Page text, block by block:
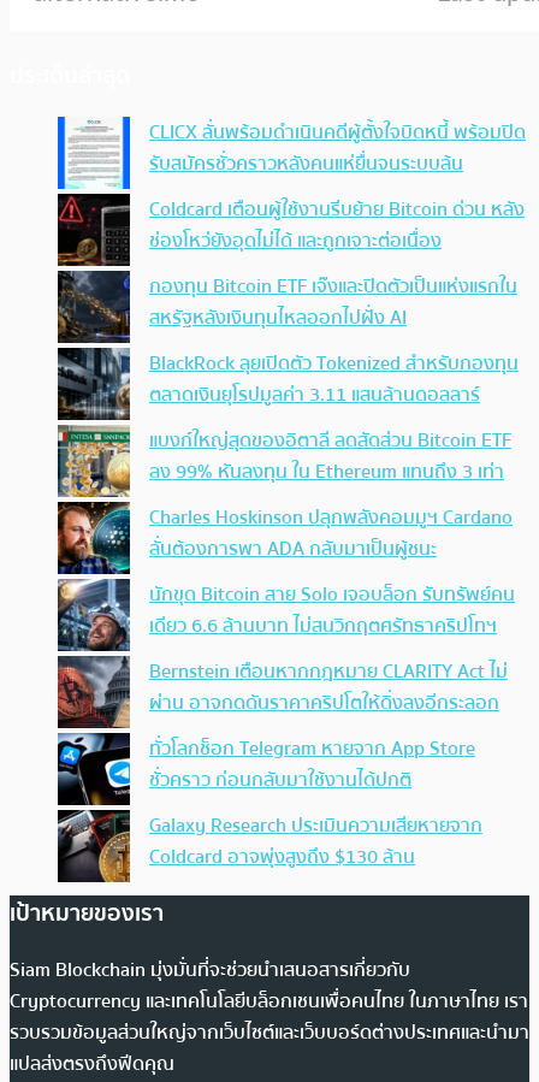
CLICX ลั่นพร้อมดำเนินคดีผู้ตั้งใจบิดหนี้ พร้อมปิด
รับสมัครชั่วคราวหลังคนแห่ยื่นจนระบบล้น
Coldcard เตือนผู้ใช้งานรีบย้าย Bitcoin ด่วน หลัง
ช่องโหว่ยังอุดไม่ได้ และถูกเจาะต่อเนื่อง
กองทุน Bitcoin ETF เจ๊งและปิดตัวเป็นแห่งแรกใน
สหรัฐหลังเงินทุนไหลออกไปฝั่ง AI
BlackRock ลุยเปิดตัว Tokenized สำหรับกองทุน
ตลาดเงินยุโรปมูลค่า 3.11 แสนล้านดอลลาร์
แบงก์ใหญ่สุดของอิตาลี ลดสัดส่วน Bitcoin ETF
ลง 99% หันลงทุน ใน Ethereum แทนถึง 3 เท่า
Charles Hoskinson ปลุกพลังคอมมูฯ Cardano
ลั่นต้องการพา ADA กลับมาเป็นผู้ชนะ
นักขุด Bitcoin สาย Solo เจอบล็อก รับทรัพย์คน
เดียว 6.6 ล้านบาท ไม่สนวิกฤตศรัทธาคริปโทฯ
Bernstein เตือนหากกฎหมาย CLARITY Act ไม่
ผ่าน อาจกดดันราคาคริปโตให้ดิ่งลงอีกระลอก
ทั่วโลกช็อก Telegram หายจาก App Store
ชั่วคราว ก่อนกลับมาใช้งานได้ปกติ
Galaxy Research ประเมินความเสียหายจาก
Coldcard อาจพุ่งสูงถึง $130 ล้าน
เป้าหมายของเรา
Siam Blockchain มุ่งมั่นที่จะช่วยนำเสนอสารเกี่ยวกับ
Cryptocurrency และเทคโนโลยีบล็อกเชนเพื่อคนไทย ในภาษาไทย เรา
รวบรวมข้อมูลส่วนใหญ่จากเว็บไซต์และเว็บบอร์ดต่างประเทศและนำมา
แปลส่งตรงถึงฟีดคุณ